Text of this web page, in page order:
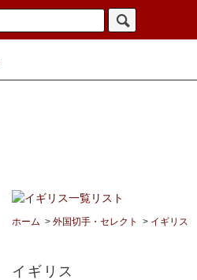
ホーム > 外国切手・セレクト > イギリス
イギリス